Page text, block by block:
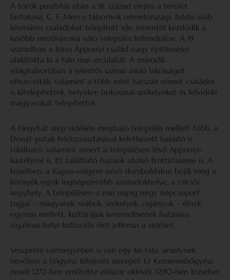
A török pusztítás után a 18. század elején a terület
birtokosa, C. F. Mercy tábornok németországi, fuldai sváb
kézműves családokat telepített ide, innentől kezdődik a
később mezővárossá váló település fellendülése. A 19.
században a híres Apponyi család nagy építkezései
alakította ki a falu mai arculatát. A második
világháborúban a jelentős számú zsidó lakosságot
elhurcolták, valamint a több mint hatszáz német családot
is kitelepítettek, helyükre bukovinai székelyeket és felvidéki
magyarokat telepítettek.
A Hegyhát szép vidékén megbújó település mellett több, a
Donát-patak felduzzasztásával keletkezett halastó is
található, valamint ismert a településen lévő Apponyi-
kastélyról is. Itt található hazánk utolsó frottírüzeme is. A
közelben, a Kapos-völgyre néző domboldalon bújik meg a
környék egyik legnépszerűbb zarándokhelye, a csicsói
kegyhely. A településen a mai napig négy népcsoport
tagjai – magyarok, svábok, székelyek, cigányok – élnek
egymás mellett, kultúrájuk keveredésének hatására
izgalmas helyi kulturális élet jellemzi a vidéket.
Veszprém vármegyében is van egy kis falu, amelynek
nevében a hőgyész kifejezés szerepel. Ez Kemeneshőgyész,
nevét 1272-ben említette először oklevél. 1290-ben Erzsébet